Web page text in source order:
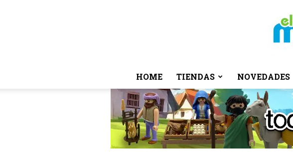
HOME TIENDAS NOVEDADES